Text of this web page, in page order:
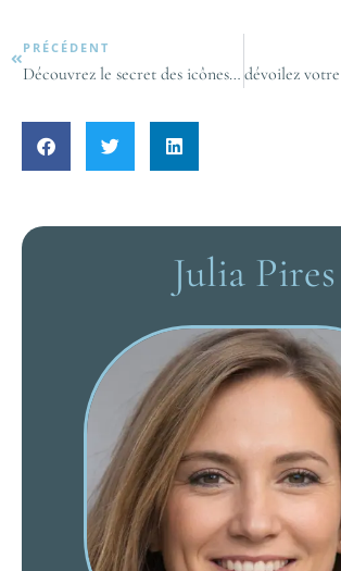
PRÉCÉDENT
Découvrez le secret des icônes : habillez-vous selon votre morphologie !
Julia Pires